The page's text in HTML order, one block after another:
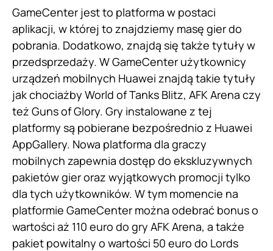
GameCenter jest to platforma w postaci
aplikacji, w której to znajdziemy masę gier do
pobrania. Dodatkowo, znajdą się także tytuły w
przedsprzedaży. W GameCenter użytkownicy
urządzeń mobilnych Huawei znajdą takie tytuły
jak chociażby World of Tanks Blitz, AFK Arena czy
też Guns of Glory. Gry instalowane z tej
platformy są pobierane bezpośrednio z Huawei
AppGallery. Nowa platforma dla graczy
mobilnych zapewnia dostęp do ekskluzywnych
pakietów gier oraz wyjątkowych promocji tylko
dla tych użytkowników. W tym momencie na
platformie GameCenter można odebrać bonus o
wartości aż 110 euro do gry AFK Arena, a także
pakiet powitalny o wartości 50 euro do Lords